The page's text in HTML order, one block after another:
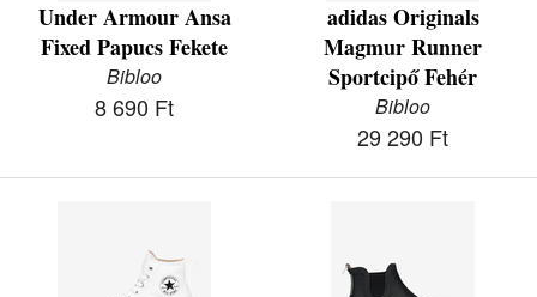
Under Armour Ansa
Fixed Papucs Fekete
Bibloo
8 690 Ft
adidas Originals
Magmur Runner
Sportcipő Fehér
Bibloo
29 290 Ft